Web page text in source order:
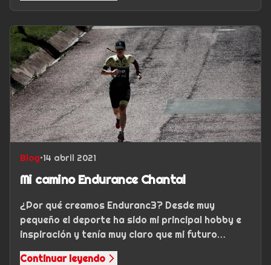
Blog•14 abril 2021
Mi camino Endurance Chantal
¿Por qué creamos Enduranc3? Desde muy
pequeño el deporte ha sido mi principal hobby e
inspiración y tenía muy claro que mi futuro
laboral y mi pasión debían estar estrechamente…
Continuar leyendo